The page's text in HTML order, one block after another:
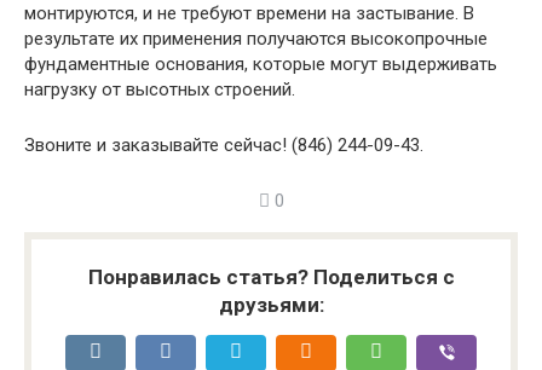
монтируются, и не требуют времени на застывание. В
результате их применения получаются высокопрочные
фундаментные основания, которые могут выдерживать
нагрузку от высотных строений.
Звоните и заказывайте сейчас! (846) 244-09-43.
0
Понравилась статья? Поделиться с
друзьями: